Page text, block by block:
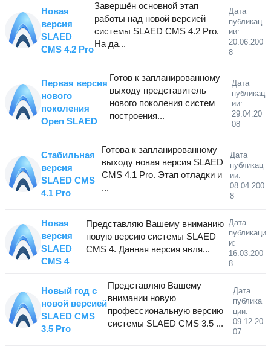
Новая
версия
SLAED
CMS 4.2 Pro
Завершён основной этап
работы над новой версией
системы SLAED CMS 4.2 Pro.
На да...
Дата
публикац
ии:
20.06.200
8
Первая версия
нового
поколения
Open SLAED
Готов к запланированному
выходу представитель
нового поколения систем
построения...
Дата
публикац
ии:
29.04.20
08
Стабильная
версия
SLAED CMS
4.1 Pro
Готова к запланированному
выходу новая версия SLAED
CMS 4.1 Pro. Этап отладки и
...
Дата
публикац
ии:
08.04.200
8
Новая
версия
SLAED
CMS 4
Представляю Вашему вниманию
новую версию системы SLAED
CMS 4. Данная версия явля...
Дата
публикаци
и:
16.03.200
8
Новый год с
новой версией
SLAED CMS
3.5 Pro
Представляю Вашему
внимании новую
профессиональную версию
системы SLAED CMS 3.5 ...
Дата
публика
ции:
09.12.20
07